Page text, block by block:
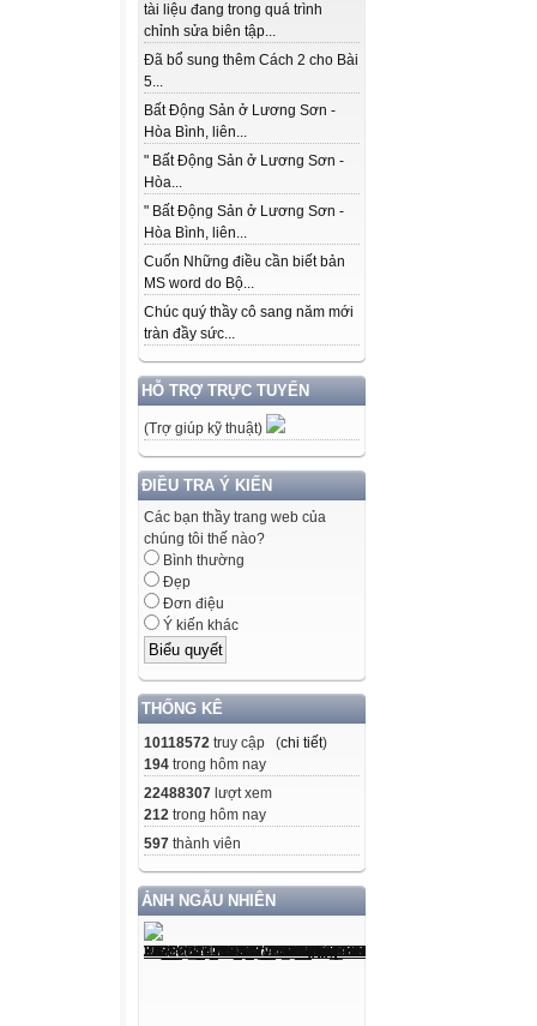
tài liệu đang trong quá trình
chỉnh sửa biên tập...
Đã bổ sung thêm Cách 2 cho Bài
5...
Bất Động Sản ở Lương Sơn -
Hòa Bình, liên...
" Bất Động Sản ở Lương Sơn -
Hòa...
" Bất Động Sản ở Lương Sơn -
Hòa Bình, liên...
Cuốn Những điều cần biết bản
MS word do Bộ...
Chúc quý thầy cô sang năm mới
tràn đầy sức...
HỖ TRỢ TRỰC TUYẾN
(Trợ giúp kỹ thuật)
ĐIỀU TRA Ý KIẾN
Các bạn thầy trang web của
chúng tôi thế nào?
Bình thường
Đẹp
Đơn điệu
Ý kiến khác
THỐNG KÊ
10118572 truy cập (chi tiết)
194 trong hôm nay
22488307 lượt xem
212 trong hôm nay
597 thành viên
ẢNH NGẪU NHIÊN